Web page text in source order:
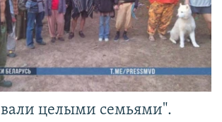
целыми семьями".